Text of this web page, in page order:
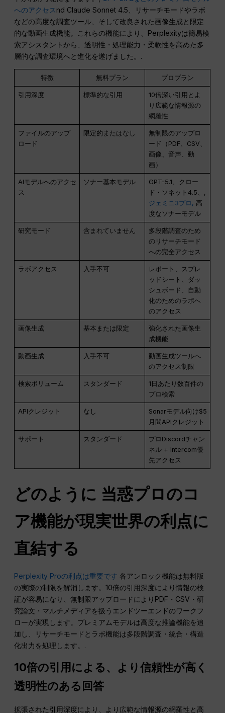
へのアクセス nd Claude Sonnet 4.5、リサーチモードやラボ
などの高度な調査ツール、そして改良された画像生成と限定
的な動画生成機能。これらの機能により、Perplexityは簡易検
索アシスタントから、透明性・処理能力・柔軟性を高めた多
層的な調査環境へと進化を遂げました。.
特徴 無料プラン プロプラン
引用深度 標準的な引用
10倍深い引用とよ
り広範な情報源の
網羅性
ファイルのアップ
ロード
限定的またはなし
無制限のアップロ
ード（PDF、CSV、
画像、音声、動
画）
AIモデルへのアクセ
ス
ソナー基本モデル
GPT-5.1、クロー
ド・ソネット4.5、,
ジェミニ3プロ, 高
度なソナーモデル
研究モード 含まれていません
多段階調査のため
のリサーチモード
への完全アクセス
ラボアクセス 入手不可
レポート、スプレ
ッドシート、ダッ
シュボード、自動
化のためのラボへ
のアクセス
画像生成 基本または限定
強化された画像生
成機能
動画生成 入手不可
動画生成ツールへ
のアクセス制限
検索ボリューム スタンダード
1日あたり数百件の
プロ検索
APIクレジット なし
Sonarモデル向け$5
月間APIクレジット
サポート スタンダード
プロDiscordチャン
ネル + Intercom優
先アクセス
どのように 当惑プロのコ
ア機能が現実世界の利点に
直結する
Perplexity Proの利点は重要です 各アンロック機能は無料版
の実際の制限を解消します。10倍の引用深度により情報の検
証が容易になり、無制限アップロードによりPDF・CSV・研
究論文・マルチメディアを扱うエンドツーエンドのワークフ
ローが実現します。プレミアムモデルは高度な推論機能を追
加し、リサーチモードとラボ機能は多段階調査・統合・構造
化出力を処理します。.
10倍の引用による、より信頼性が高く
透明性のある回答
拡張された引用深度により、より広範な情報源の網羅性と高